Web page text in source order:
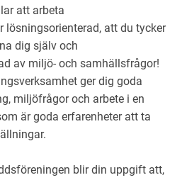
att arbeta
lösningsorienterad, att du tycker
dig själv och
av miljö- och samhällsfrågor!
ger dig goda
miljöfrågor och arbete i en
är goda erfarenheter att ta
blir din uppgift att,